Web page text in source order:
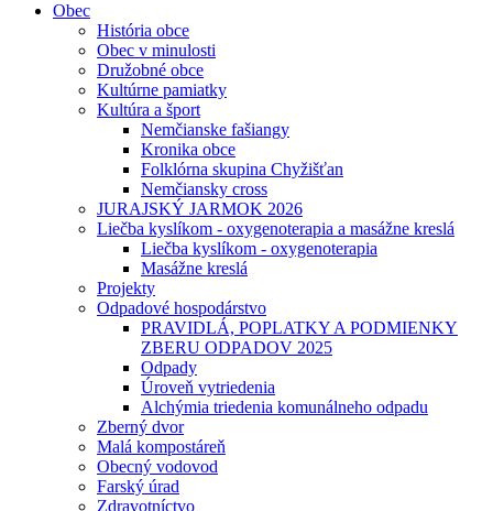
Obec
História obce
Obec v minulosti
Družobné obce
Kultúrne pamiatky
Kultúra a šport
Nemčianske fašiangy
Kronika obce
Folklórna skupina Chyžišťan
Nemčiansky cross
JURAJSKÝ JARMOK 2026
Liečba kyslíkom - oxygenoterapia a masážne kreslá
Liečba kyslíkom - oxygenoterapia
Masážne kreslá
Projekty
Odpadové hospodárstvo
PRAVIDLÁ, POPLATKY A PODMIENKY
ZBERU ODPADOV 2025
Odpady
Úroveň vytriedenia
Alchýmia triedenia komunálneho odpadu
Zberný dvor
Malá kompostáreň
Obecný vodovod
Farský úrad
Zdravotníctvo